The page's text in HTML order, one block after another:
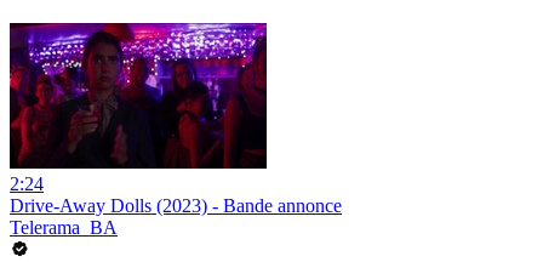
2:24
Drive-Away Dolls (2023) - Bande annonce
Telerama_BA